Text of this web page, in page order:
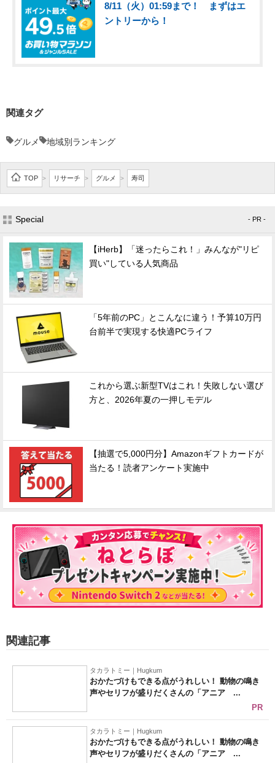
8/11（火）01:59まで！ まずはエ
ントリーから！
関連タグ
グルメ 地域別ランキング
TOP > リサーチ > グルメ > 寿司
Special - PR -
【iHerb】「迷ったらこれ！」みんなが"リピ
買い"している人気商品
「5年前のPC」とこんなに違う！予算10万円
台前半で実現する快適PCライフ
これから選ぶ新型TVはこれ！失敗しない選び
方と、2026年夏の一押しモデル
【抽選で5,000円分】Amazonギフトカードが
当たる！読者アンケート実施中
関連記事
タカラトミー｜Hugkum
おかたづけもできる点がうれしい！ 動物の鳴き
声やセリフが盛りだくさんの「アニア ...
PR
タカラトミー｜Hugkum
おかたづけもできる点がうれしい！ 動物の鳴き
声やセリフが盛りだくさんの「アニア ...